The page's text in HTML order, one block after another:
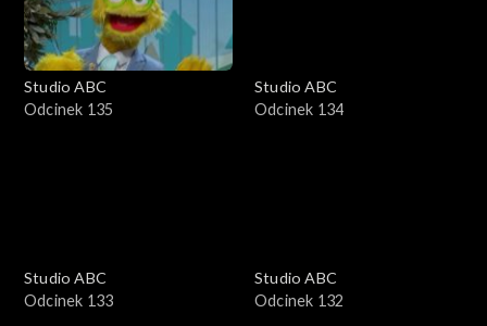
Studio ABC
Odcinek 135
Studio ABC
Odcinek 134
Studio ABC
Odcinek 133
Studio ABC
Odcinek 132